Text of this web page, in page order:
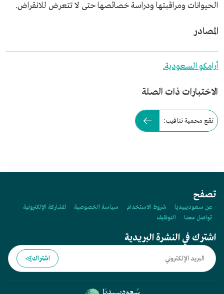
الحيوانات ومراقبتها ودراسة خصائصها حتى لا تتعرض للانقراض.
المصادر
أرامكو السعودية.
الاختبارات ذات الصلة
تقع محمية تناقيب:
تصفح
عن سعوديبيديا شروط الاستخدام سياسة الخصوصية
المشاركة الإلكترونية
تواصل معنا
التوظيف
اشترك في النشرة البريدية
اشتراك